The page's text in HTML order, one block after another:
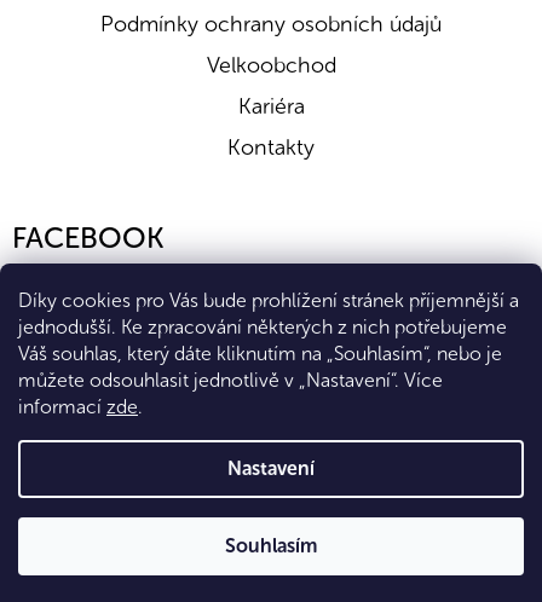
Díky cookies pro Vás bude prohlížení stránek příjemnější a
jednodušší. Ke zpracování některých z nich potřebujeme
Váš souhlas, který dáte kliknutím na „Souhlasím“, nebo je
můžete odsouhlasit jednotlivě v „Nastavení“. Více
informací zde.
Nastavení
Souhlasím
Podmínky ochrany osobních údajů
Velkoobchod
Kariéra
Kontakty
FACEBOOK
Vytvořil Shoptet Premium
Copyright 2026Eshop Diana Company, spol. s r.o.. Všechna
práva vyhrazena.